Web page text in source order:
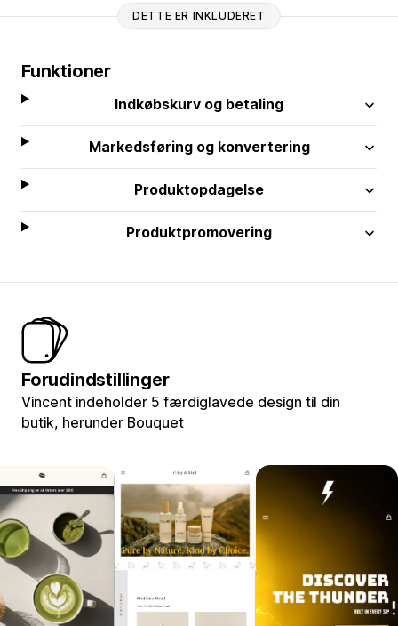
DETTE ER INKLUDERET
Funktioner
Indkøbskurv og betaling
Markedsføring og konvertering
Produktopdagelse
Produktpromovering
Forudindstillinger
Vincent indeholder 5 færdiglavede design til din
butik, herunder Bouquet